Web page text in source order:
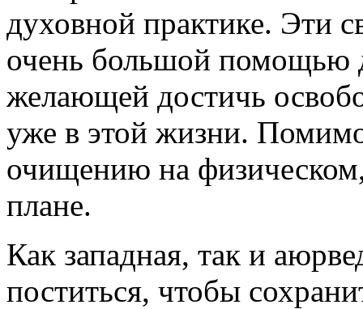
духовной практике. Эти
очень большой помощью
желающей достичь
уже в этой жизни.
очищению на
плане.
Как западная, так и
поститься, чтобы